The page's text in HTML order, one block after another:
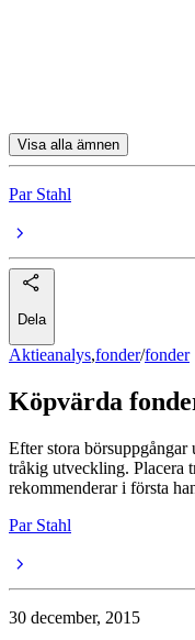
Visa alla ämnen
Par Stahl
Dela
Aktieanalys,fonder/fonder
Köpvärda
Efter stora börsuppgångar
tråkig utveckling. Placera
rekommenderar i första
Par Stahl
30 december, 2015